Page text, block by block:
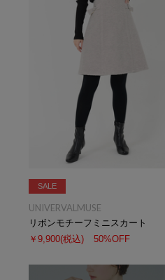
SALE
UNIVERVALMUSE
リボンモチーフミニスカート
￥9,900(税込) 50%OFF